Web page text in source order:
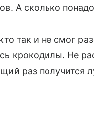
А сколько
так и не смог
крокодилы. Не
раз получится